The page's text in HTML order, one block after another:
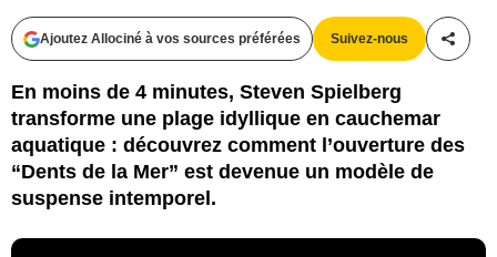
Ajoutez Allociné à vos sources préférées Suivez-nous
En moins de 4 minutes, Steven Spielberg
transforme une plage idyllique en cauchemar
aquatique : découvrez comment l’ouverture des
“Dents de la Mer” est devenue un modèle de
suspense intemporel.